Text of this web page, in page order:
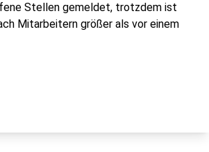
Stellen gemeldet, trotzdem ist
Mitarbeitern größer als vor einem